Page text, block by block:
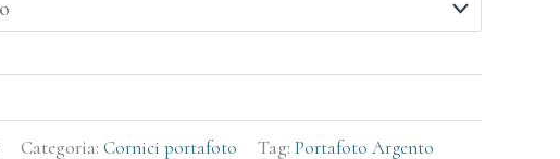
Categoria: Cornici portafoto Tag: Portafoto Argento